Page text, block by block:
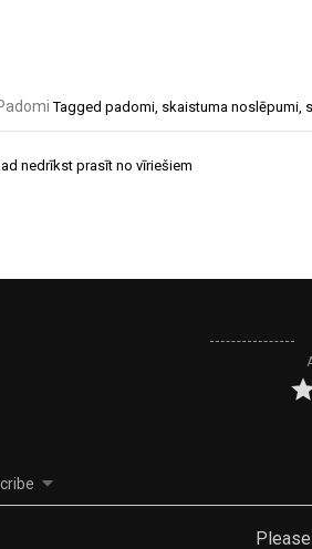
Tagged padomi, skaistuma noslēpumi,
nedrīkst prasīt no vīriešiem